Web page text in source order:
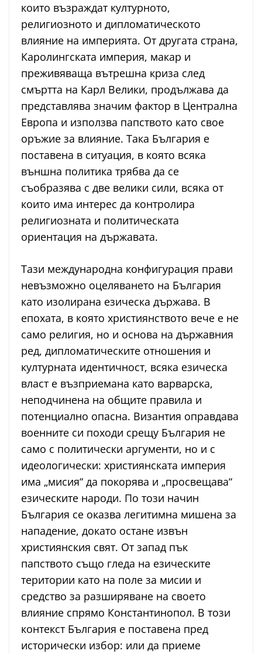
които възраждат културното,
религиозното и дипломатическото
влияние на империята. От другата страна,
Каролингската империя, макар и
преживяваща вътрешна криза след
смъртта на Карл Велики, продължава да
представлява значим фактор в Централна
Европа и използва папството като свое
оръжие за влияние. Така България е
поставена в ситуация, в която всяка
външна политика трябва да се
съобразява с две велики сили, всяка от
които има интерес да контролира
религиозната и политическата
ориентация на държавата.
Тази международна конфигурация прави
невъзможно оцеляването на България
като изолирана езическа държава. В
епохата, в която християнството вече е не
само религия, но и основа на държавния
ред, дипломатическите отношения и
културната идентичност, всяка езическа
власт е възприемана като варварска,
неподчинена на общите правила и
потенциално опасна. Византия оправдава
военните си походи срещу България не
само с политически аргументи, но и с
идеологически: християнската империя
има „мисия“ да покорява и „просвещава“
езическите народи. По този начин
България се оказва легитимна мишена за
нападение, докато остане извън
християнския свят. От запад пък
папството също гледа на езическите
територии като на поле за мисии и
средство за разширяване на своето
влияние спрямо Константинопол. В този
контекст България е поставена пред
исторически избор: или да приеме